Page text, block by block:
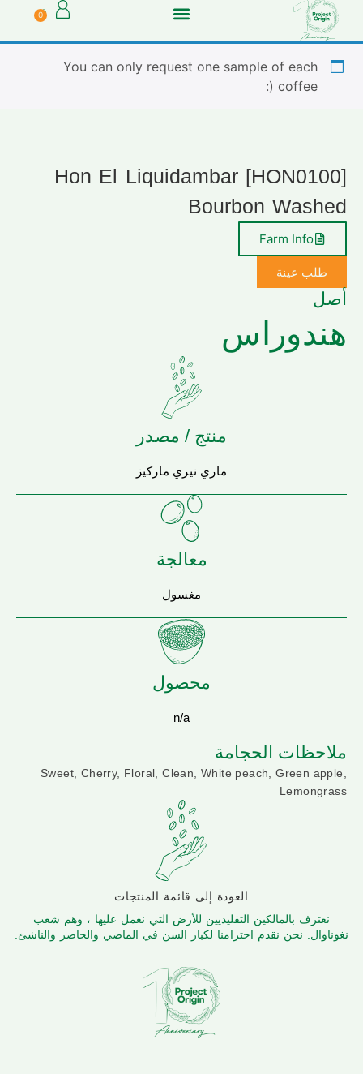
0
You can only request one sample of each
coffee (:
[HON0100] Hon El Liquidambar
Bourbon Washed
Farm Info
طلب عينة
أصل
هندوراس
منتج / مصدر
ماري نيري ماركيز
معالجة
مغسول
محصول
n/a
ملاحظات الحجامة
Sweet, Cherry, Floral, Clean, White peach, Green apple,
Lemongrass
العودة إلى قائمة المنتجات
نعترف بالمالكين التقليديين للأرض التي نعمل عليها ، وهم شعب
نغوناوال. نحن نقدم احترامنا لكبار السن في الماضي والحاضر والناشئ.